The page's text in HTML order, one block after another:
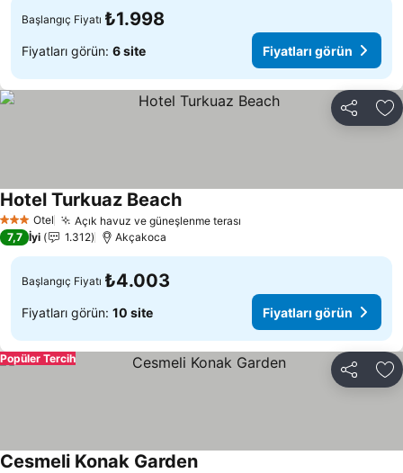
Başlangıç Fiyatı ₺1.998
Fiyatları görün: 6 site Fiyatları görün
Paylaş
3 YıldızOtel Açık havuz ve güneşlenme terası
Hotel Turkuaz Beach
7,7 İyi 1.312 Akçakoca
Başlangıç Fiyatı ₺4.003
Fiyatları görün: 10 site Fiyatları görün
Paylaş
Popüler Tercih
Cesmeli Konak Garden